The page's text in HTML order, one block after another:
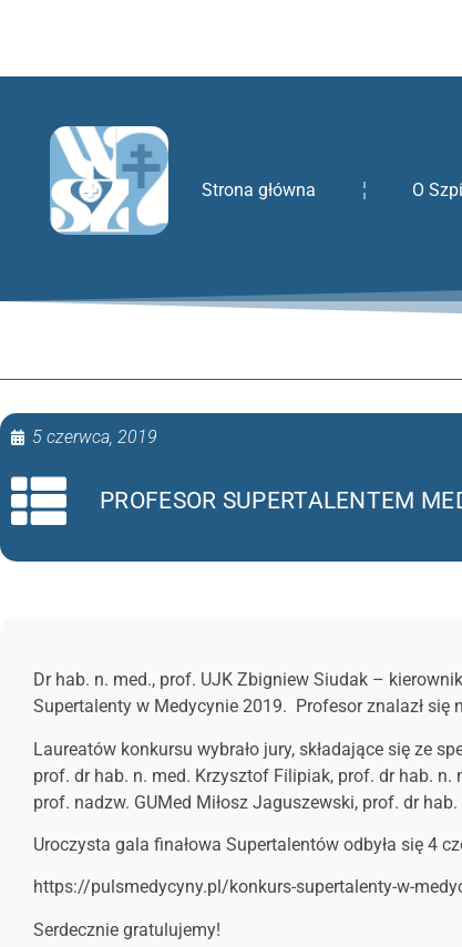
Strona główna O
5 czerwca, 2019
PROFESOR SUPERTALENTEM
Dr hab. n. med., prof. UJK Zbigniew Siudak –
Supertalenty w Medycynie 2019. Profesor znalazł
Laureatów konkursu wybrało jury, składające się ze
prof. dr hab. n. med. Krzysztof Filipiak, prof. dr hab. n.
prof. nadzw. GUMed Miłosz Jaguszewski, prof. dr
Uroczysta gala finałowa Supertalentów odbyła się 4
https://pulsmedycyny.pl/konkurs-supertalenty-w-
Serdecznie gratulujemy!